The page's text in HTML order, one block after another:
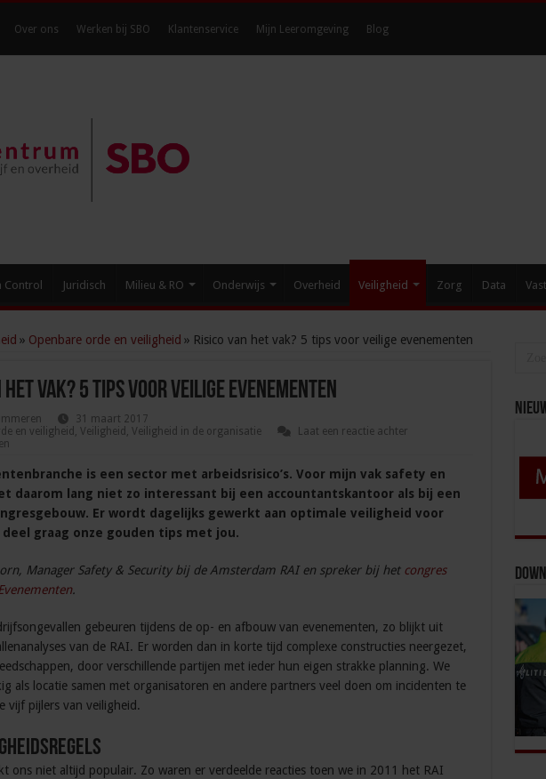
Over ons Werken bij SBO Klantenservice Mijn Leeromgeving Blog
Control Juridisch Milieu & RO Onderwijs Overheid Veiligheid Zorg Data
» Openbare orde en veiligheid » Risico van het vak? 5 tips voor veilige evenementen
het vak? 5 tips voor veilige evenementen
31 maart 2017
en veiligheid , Veiligheid , Veiligheid in de organisatie
Laat een reactie achter
is een sector met arbeidsrisico’s. Voor mijn vak safety en
daarom lang niet zo interessant bij een accountantskantoor als bij een
Er wordt dagelijks gewerkt aan optimale veiligheid voor
graag onze gouden tips met jou.
Manager Safety & Security bij de Amsterdam RAI en spreker bij het congres
.
gebeuren tijdens de op- en afbouw van evenementen, zo blijkt uit
van de RAI. Er worden dan in korte tijd complexe constructies neergezet,
door verschillende partijen met ieder hun eigen strakke planning. We
als locatie samen met organisatoren en andere partners veel doen om incidenten te
vijf pijlers van veiligheid.
ons niet altijd populair. Zo waren er verdeelde reacties toen we in 2011 het RAI